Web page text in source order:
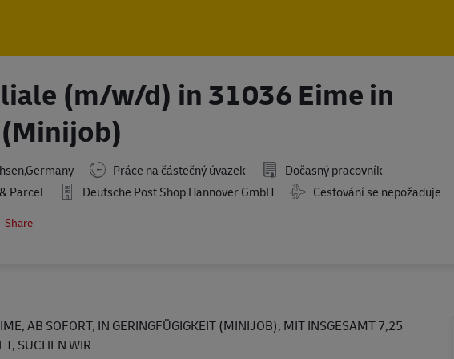
(m/w/d) in 31036 Eime in
Práce na částečný úvazek
Dočasný pracovník
Parcel Deutsche Post Shop Hannover GmbH Travel Required
Cestování se nepožaduje
Share
AB SOFORT, IN GERINGFÜGIGKEIT (MINIJOB), MIT INSGESAMT 7,25
SUCHEN WIR